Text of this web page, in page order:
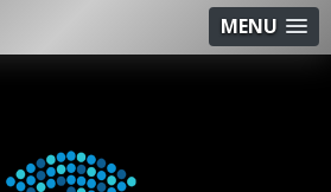
MENU